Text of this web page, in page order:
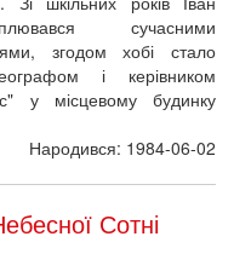
сучасними
згодом хобі стало
і керівником
у місцевому будинку
Народився: 1984-06-02
Сотні